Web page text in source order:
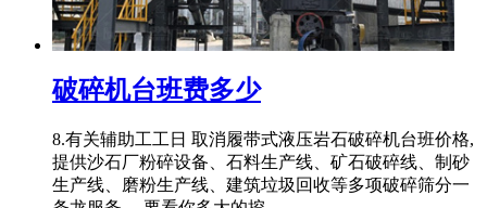
破碎机台班费多少
8.有关辅助工工日 取消履带式液压岩石破碎机台班价格,
提供沙石厂粉碎设备、石料生产线、矿石破碎线、制砂
生产线、磨粉生产线、建筑垃圾回收等多项破碎筛分一